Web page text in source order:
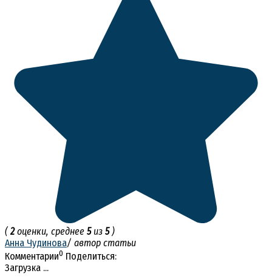
( 2оценки, среднее 5из 5)
Анна Чудинова/ автор статьи
Комментарии0 Поделиться:
Загрузка ...